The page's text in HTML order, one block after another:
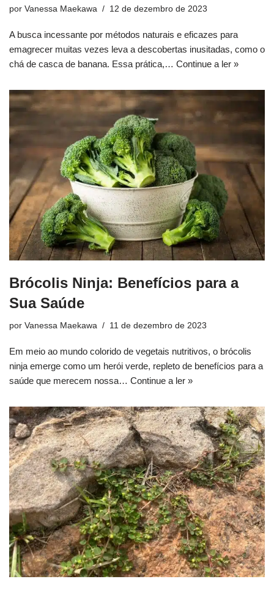
por Vanessa Maekawa 12 de dezembro de 2023
A busca incessante por métodos naturais e eficazes para
emagrecer muitas vezes leva a descobertas inusitadas, como o
chá de casca de banana. Essa prática,… Continue a ler »
Brócolis Ninja: Benefícios para a
Sua Saúde
por Vanessa Maekawa 11 de dezembro de 2023
Em meio ao mundo colorido de vegetais nutritivos, o brócolis
ninja emerge como um herói verde, repleto de benefícios para a
saúde que merecem nossa… Continue a ler »